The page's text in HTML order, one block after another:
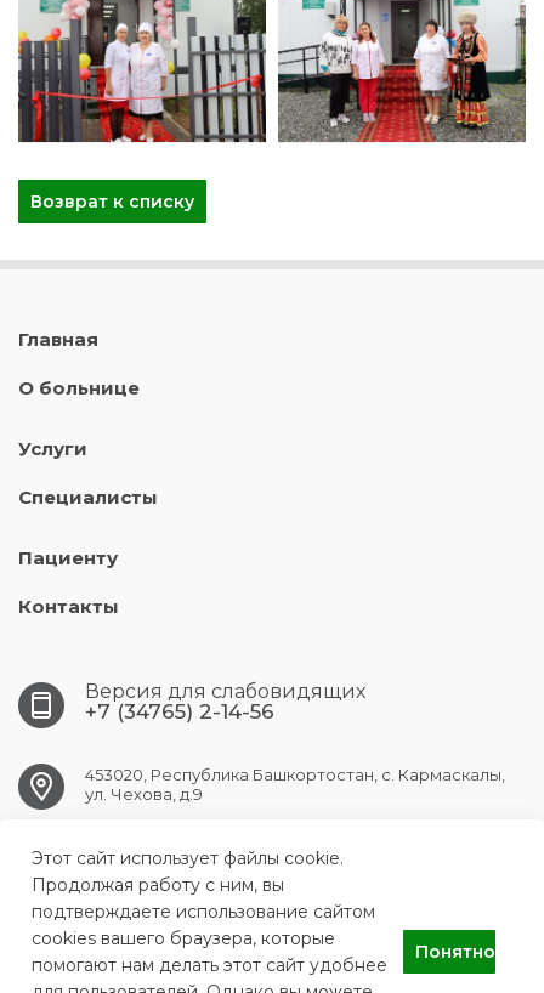
Возврат к списку
Главная
О больнице
Услуги
Специалисты
Пациенту
Контакты
Версия для слабовидящих
+7 (34765) 2-14-56
453020, Республика Башкортостан, с. Кармаскалы,
ул. Чехова, д.9
KARMASKALY.CRB@doctorrb.ru
ГБУЗ РБ Кармаскалинская ЦРБ
Этот сайт использует файлы cookie.
Продолжая работу с ним, вы
подтверждаете использование сайтом
cookies вашего браузера, которые
помогают нам делать этот сайт удобнее
Понятно